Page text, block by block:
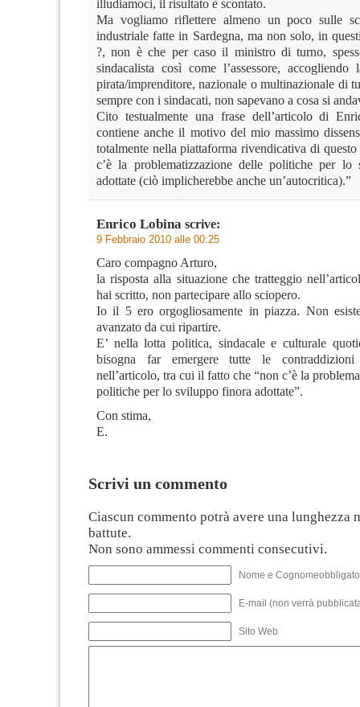
illudiamoci, il risultato è scontato.
Ma vogliamo riflettere almeno un poco sulle
industriale fatte in Sardegna, ma non solo, in
?, non è che per caso il ministro di turno,
sindacalista così come l’assessore, accogliendo
pirata/imprenditore, nazionale o multinazionale di
sempre con i sindacati, non sapevano a cosa si
Cito testualmente una frase dell’articolo di
contiene anche il motivo del mio massimo
totalmente nella piattaforma rivendicativa di
c’è la problematizzazione delle politiche per lo
adottate (ciò implicherebbe anche un’autocritica).”
Enrico Lobina scrive:
9 Febbraio 2010 alle 00:25
Caro compagno Arturo,
la risposta alla situazione che tratteggio
hai scritto, non partecipare allo sciopero.
Io il 5 ero orgogliosamente in piazza. Non
avanzato da cui ripartire.
E’ nella lotta politica, sindacale e culturale
bisogna far emergere tutte le
nell’articolo, tra cui il fatto che “non c’è la
politiche per lo sviluppo finora adottate”.
Con stima,
E.
Scrivi un commento
Ciascun commento potrà avere una lunghezza
battute.
Non sono ammessi commenti consecutivi.
Nome e
E-mail (non verrà
Sito Web